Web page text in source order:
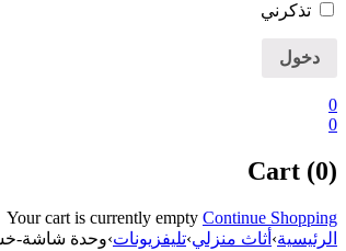
تذكرني
0
0
Cart (0)
Your cart is currently empty Continue Shopping
الرئيسية› أثاث منزلي›تليفزيونات›وحدة شاشة-